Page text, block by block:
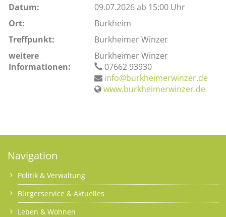
Datum:
09.07.2026 ab 15:00 Uhr
Ort:
Burkheim
Treffpunkt:
Burkheimer Winzer
weitere
Informationen:
Burkheimer Winzer
07662 93930
info@burkheimerwinzer.de
www.burkheimerwinzer.de
Navigation
Politik & Verwaltung
Bürgerservice & Aktuelles
Leben & Wohnen